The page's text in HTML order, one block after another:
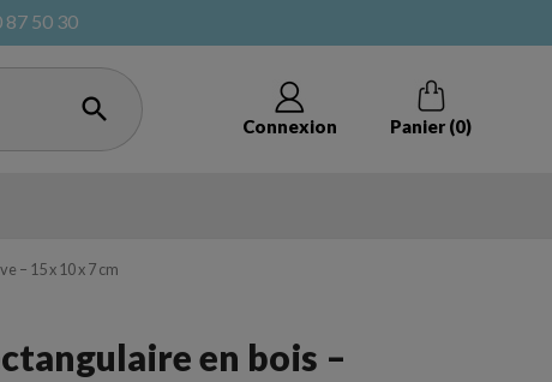
50 30
 Connexion Panier (0)
bag Cagettes et caisses à vrac
– 15 x 10 x 7 cm
en bois –